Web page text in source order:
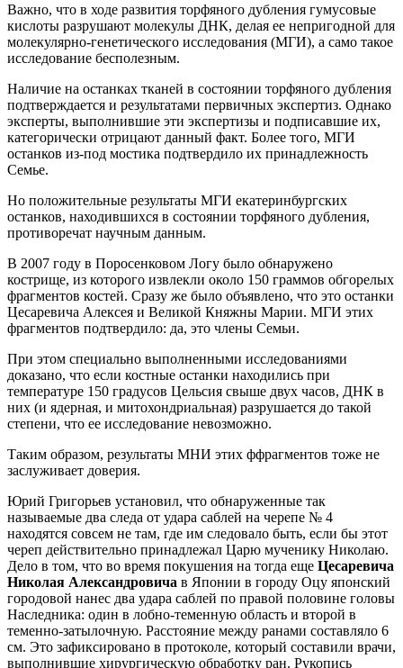
Важно, что в ходе развития торфяного дубления гумусовые
кислоты разрушают молекулы ДНК, делая ее непригодной для
молекулярно-генетического исследования (МГИ), а само такое
исследование бесполезным.
Наличие на останках тканей в состоянии торфяного дубления
подтверждается и результатами первичных экспертиз. Однако
эксперты, выполнившие эти экспертизы и подписавшие их,
категорически отрицают данный факт. Более того, МГИ
останков из-под мостика подтвердило их принадлежность
Семье.
Но положительные результаты МГИ екатеринбургских
останков, находившихся в состоянии торфяного дубления,
противоречат научным данным.
В 2007 году в Поросенковом Логу было обнаружено
кострище, из которого извлекли около 150 граммов обгорелых
фрагментов костей. Сразу же было объявлено, что это останки
Цесаревича Алексея и Великой Княжны Марии. МГИ этих
фрагментов подтвердило: да, это члены Семьи.
При этом специально выполненными исследованиями
доказано, что если костные останки находились при
температуре 150 градусов Цельсия свыше двух часов, ДНК в
них (и ядерная, и митохондриальная) разрушается до такой
степени, что ее исследование невозможно.
Таким образом, результаты МНИ этих ффрагментов тоже не
заслуживает доверия.
Юрий Григорьев установил, что обнаруженные так
называемые два следа от удара саблей на черепе № 4
находятся совсем не там, где им следовало быть, если бы этот
череп действительно принадлежал Царю мученику Николаю.
Дело в том, что во время покушения на тогда еще Цесаревича
Николая Александровича в Японии в городу Оцу японский
городовой нанес два удара саблей по правой половине головы
Наследника: один в лобно-теменную область и второй в
теменно-затылочную. Расстояние между ранами составляло 6
см. Это зафиксировано в протоколе, который составили врачи,
выполнившие хирургическую обработку ран. Рукопись